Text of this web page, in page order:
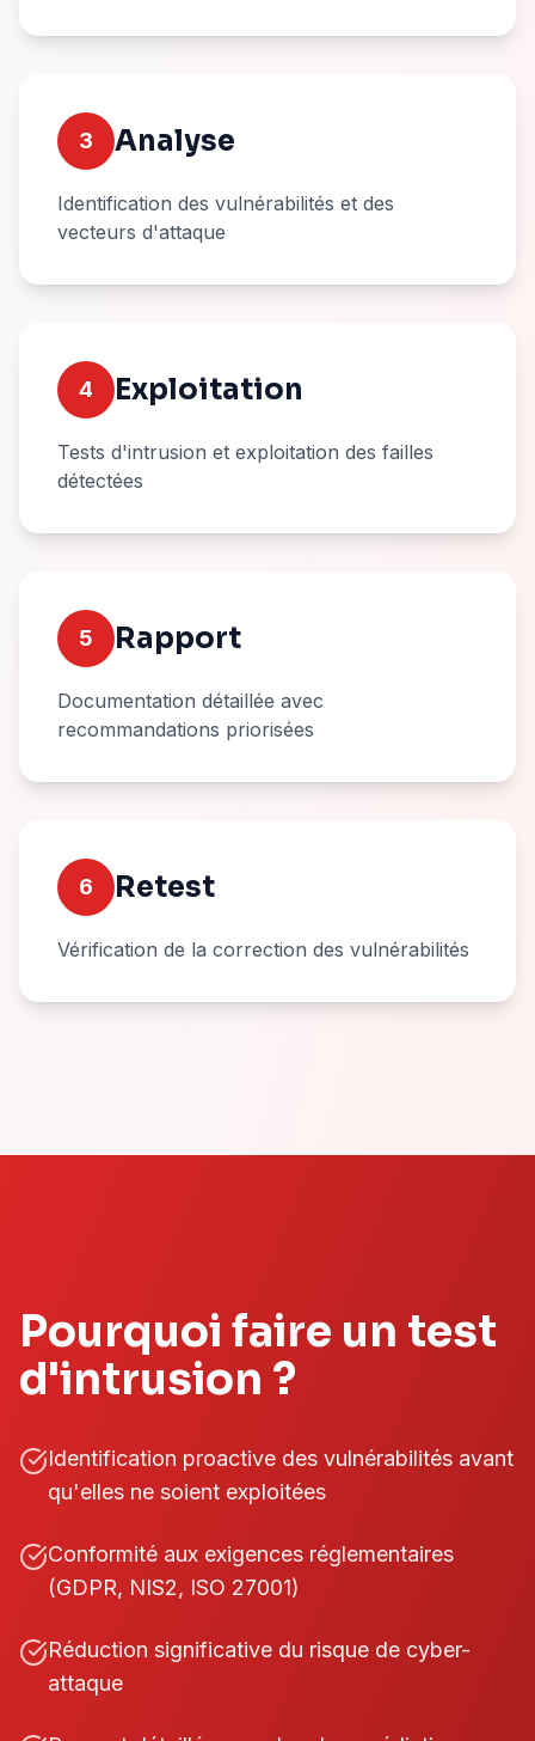
3 Analyse
Identification des vulnérabilités et des
vecteurs d'attaque
4 Exploitation
Tests d'intrusion et exploitation des failles
détectées
5 Rapport
Documentation détaillée avec
recommandations priorisées
6 Retest
Vérification de la correction des vulnérabilités
Pourquoi faire un test
d'intrusion ?
Identification proactive des vulnérabilités avant
qu'elles ne soient exploitées
Conformité aux exigences réglementaires
(GDPR, NIS2, ISO 27001)
Réduction significative du risque de cyber-
attaque